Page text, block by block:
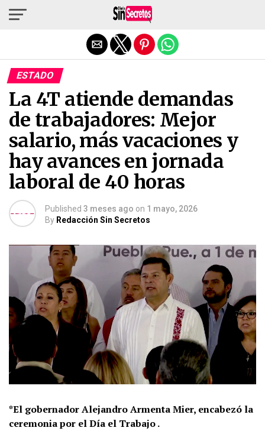
ESTADO
La 4T atiende demandas
de trabajadores: Mejor
salario, más vacaciones y
hay avances en jornada
laboral de 40 horas
Published 3 meses ago on 1 mayo, 2026
By Redacción Sin Secretos
*El gobernador Alejandro Armenta Mier, encabezó la
ceremonia por el Día el Trabajo .
Salir de la versión móvil